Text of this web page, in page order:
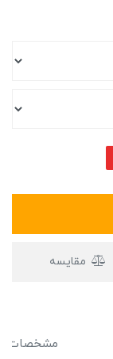
مقایسه
مشخصات